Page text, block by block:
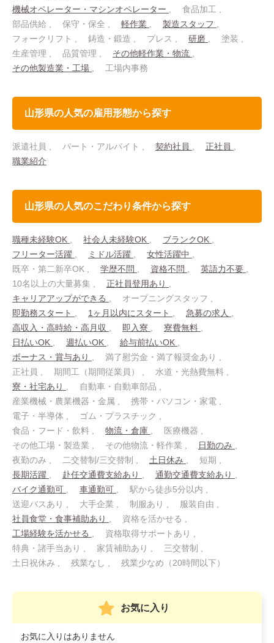
機械オペレーター・マシンオペレーター
食品加工
部品供給
保守・保全 軽作業
製造スタッフ
フォークリフト
鋳造・鍛造 プレス 研磨
塗装
生産管理
品質管理
その他軽作業・物流
その他製造業・工場
工場内事務
山形県の人気の雇用形態から探す
派遣社員 パート・アルバイト 契約社員
正社員
職業紹介
山形県の人気のこだわり条件から探す
職種未経験OK 社会人未経験OK
ブランクOK
フリーター活躍
ミドル活躍
女性活躍中
既卒・第二新卒OK
学歴不問 資格不問
英語力不要
10名以上の大量募集
正社員登用あり
キャリアアップができる
オープニングスタッフ
即勤務スタート
1ヶ月以内にスタート
急募の求人
高収入・高時給・高月収
即入寮
寮費無料
日払いOK
週払いOK
給与前払いOK
ボーナス・賞与あり
満了慰労金・満了報奨金あり
正社員
期間工（期間従業員）
水道・光熱費無料
寮・社宅あり
自動車・自動車部品
産業機械・農業機器・金属
携帯・パソコン・家電
電子・半導体
ゴム・プラスチック
食品・フード・飲料
物流・倉庫
医療機器
その他工場・製造業
その他物流・軽作業
日勤のみ
夜勤のみ
二交替制/三交替制 土日休み
短期
長期活躍
赴任交通費支給あり
通勤交通費支給あり
バイク通勤可
車通勤可
駅から徒歩5分以内
送迎バスあり
大手企業 制服あり
服装自由
社員食堂・食事補助あり
資格を活かせる
工場経験を活かせる
資格取得サポートあり
特典・諸手当あり
家賃補助あり
三交替制
土日祝休み
残業なし 残業少なめ（20時間以下）
お気に入り
お気に入りはありません